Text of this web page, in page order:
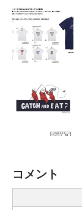
コメント